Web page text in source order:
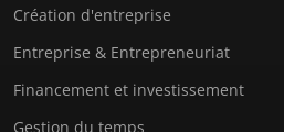
Création d'entreprise
Entreprise & Entrepreneuriat
Financement et investissement
Gestion du temps